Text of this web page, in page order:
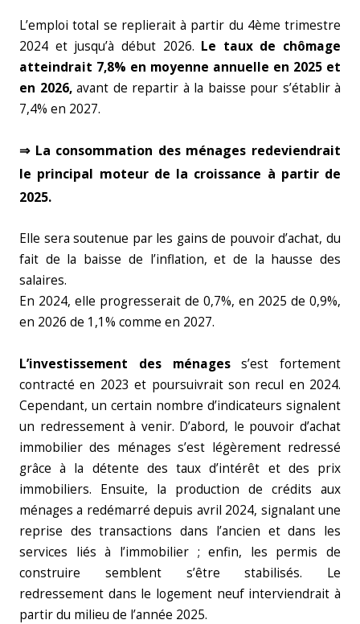
L’emploi total se replierait à partir du 4ème trimestre
2024 et jusqu’à début 2026. Le taux de chômage
atteindrait 7,8% en moyenne annuelle en 2025 et
en 2026,avant de repartir à la baisse pour s’établir à
7,4% en 2027.
⇒ La consommation des ménages redeviendrait
le principal moteur de la croissance à partir de
2025.
Elle sera soutenue par les gains de pouvoir d’achat, du
fait de la baisse de l’inflation, et de la hausse des
salaires.
En 2024, elle progresserait de 0,7%, en 2025 de 0,9%,
en 2026 de 1,1% comme en 2027.
L’investissement des ménagess’est fortement
contracté en 2023 et poursuivrait son recul en 2024.
Cependant, un certain nombre d’indicateurs signalent
un redressement à venir. D’abord, le pouvoir d’achat
immobilier des ménages s’est légèrement redressé
grâce à la détente des taux d’intérêt et des prix
immobiliers. Ensuite, la production de crédits aux
ménages a redémarré depuis avril 2024, signalant une
reprise des transactions dans l’ancien et dans les
services liés à l’immobilier ; enfin, les permis de
construire semblent s’être stabilisés. Le
redressement dans le logement neuf interviendrait à
partir du milieu de l’année 2025.